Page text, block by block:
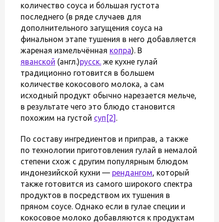
количество соуса и бо́льшая густота
последнего (в ряде случаев для
дополнительного загущения соуса на
финальном этапе тушения в него добавляется
жареная измельчённая копра). В
яванской (англ.)русск. же кухне гулай
традиционно готовится в большем
количестве кокосового молока, а сам
исходный продукт обычно нарезается мельче,
в результате чего это блюдо становится
похожим на густой суп [2] .
По составу ингредиентов и приправ, а также
по технологии приготовления гулай в немалой
степени схож с другим популярным блюдом
индонезийской кухни — рендангом, который
также готовится из самого широкого спектра
продуктов в посредством их тушения в
пряном соусе. Однако если в гулае специи и
кокосовое молоко добавляются к продуктам